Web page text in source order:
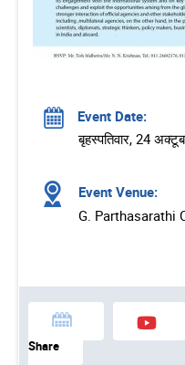
Event Date:
बृहस्पतिवार, 24
Event Venue:
G. Parthasarathi
Share